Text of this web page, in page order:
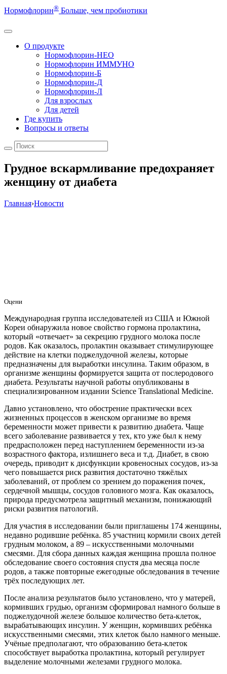
Нормофлорин® Больше, чем пробиотики
О продукте
Нормофлорин-НЕО
Нормофлорин ИММУНО
Нормофлорин-Б
Нормофлорин-Д
Нормофлорин-Л
Для взрослых
Для детей
Где купить
Вопросы и ответы
Грудное вскармливание предохраняет
женщину от диабета
Главная›Новости
Оцени
Международная группа исследователей из США и Южной
Кореи обнаружила новое свойство гормона пролактина,
который «отвечает» за секрецию грудного молока после
родов. Как оказалось, пролактин оказывает стимулирующее
действие на клетки поджелудочной железы, которые
предназначены для выработки инсулина. Таким образом, в
организме женщины формируется защита от послеродового
диабета. Результаты научной работы опубликованы в
специализированном издании Science Translational Medicine.
Давно установлено, что обострение практически всех
жизненных процессов в женском организме во время
беременности может привести к развитию диабета. Чаще
всего заболевание развивается у тех, кто уже был к нему
предрасположен перед наступлением беременности из-за
возрастного фактора, излишнего веса и т.д. Диабет, в свою
очередь, приводит к дисфункции кровеносных сосудов, из-за
чего повышается риск развития достаточно тяжёлых
заболеваний, от проблем со зрением до поражения почек,
сердечной мышцы, сосудов головного мозга. Как оказалось,
природа предусмотрела защитный механизм, понижающий
риски развития патологий.
Для участия в исследовании были приглашены 174 женщины,
недавно родившие ребёнка. 85 участниц кормили своих детей
грудным молоком, а 89 – искусственными молочными
смесями. Для сбора данных каждая женщина прошла полное
обследование своего состояния спустя два месяца после
родов, а также повторные ежегодные обследования в течение
трёх последующих лет.
После анализа результатов было установлено, что у матерей,
кормивших грудью, организм сформировал намного больше в
поджелудочной железе большое количество бета-клеток,
вырабатывающих инсулин. У женщин, кормивших ребёнка
искусственными смесями, этих клеток было намного меньше.
Учёные предполагают, что образованию бета-клеток
способствует выработка пролактина, который регулирует
выделение молочными железами грудного молока.